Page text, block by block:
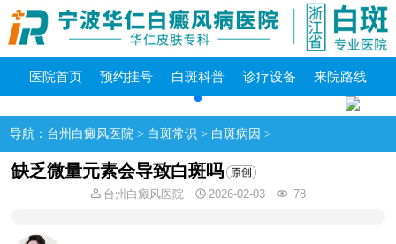
医院首页 预约挂号 白斑科普 诊疗设备 来院路线
导航： 台州白癜风医院 > 白斑常识 > 白斑病因 >
缺乏微量元素会导致白斑吗
台州白癜风医院 2026-02-03 78